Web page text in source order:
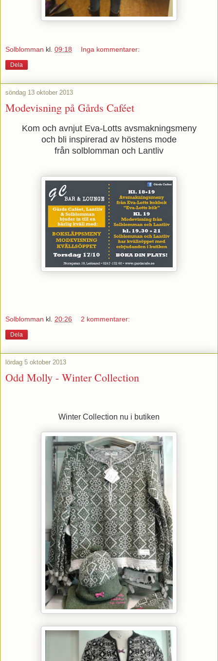
Solblomman kl. 09:18 Inga kommentarer:
Dela
söndag 13 oktober 2013
Modevisning på Gårds Caféet
Kom och avnjut Eva-Lotts avsmakningsmeny
och bli inspirerad av höstens mode
från solblomman och Lantliv
Solblomman kl. 20:26 2 kommentarer:
Dela
lördag 5 oktober 2013
Odd Molly - Winter Collection
Winter Collection nu i butiken